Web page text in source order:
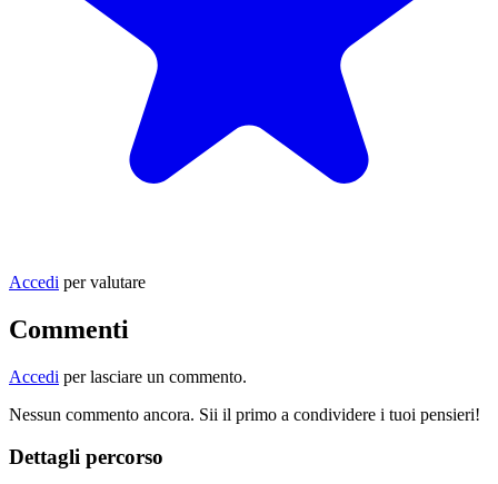
Accedi per valutare
Commenti
Accedi per lasciare un commento.
Nessun commento ancora. Sii il primo a condividere i tuoi pensieri!
Dettagli percorso